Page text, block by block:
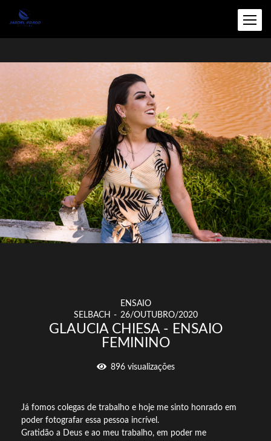
ENSAIO
SELBACH
26/OUTUBRO/2020
GLAUCIA CHIESA - ENSAIO
FEMININO
896visualizações
Já fomos colegas de trabalho e hoje me sinto honrado em
poder fotografar essa pessoa incrível.
Gratidão a Deus e ao meu trabalho, em poder me